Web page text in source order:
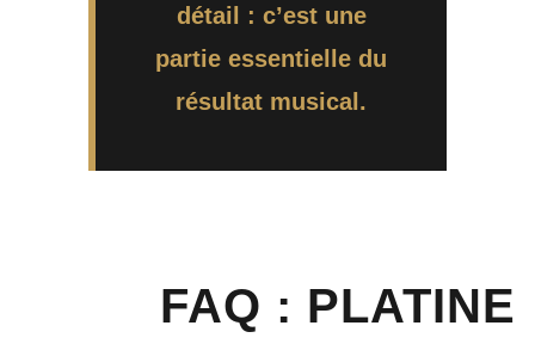
détail : c’est une
partie essentielle du
résultat musical.
FAQ : PLATINE